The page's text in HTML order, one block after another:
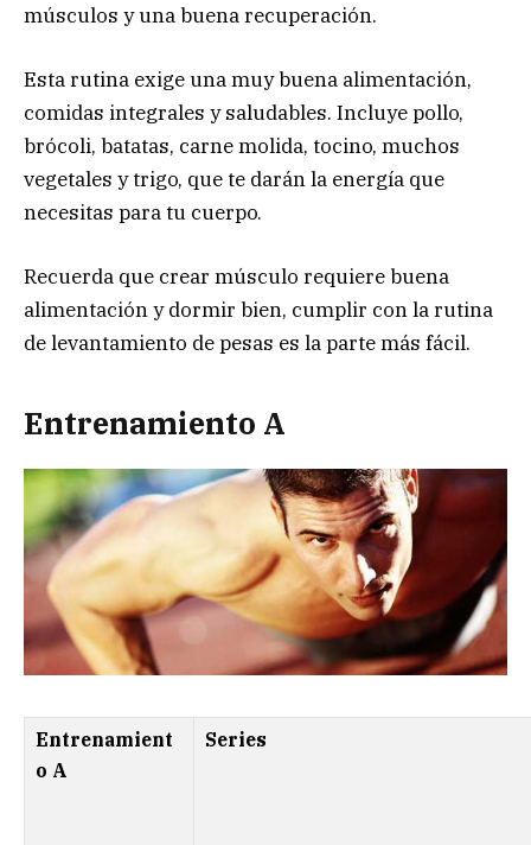
músculos y una buena recuperación.
Esta rutina exige una muy buena alimentación,
comidas integrales y saludables. Incluye pollo,
brócoli, batatas, carne molida, tocino, muchos
vegetales y trigo, que te darán la energía que
necesitas para tu cuerpo.
Recuerda que crear músculo requiere buena
alimentación y dormir bien, cumplir con la rutina
de levantamiento de pesas es la parte más fácil.
Entrenamiento A
Entrenamient
o A
Series